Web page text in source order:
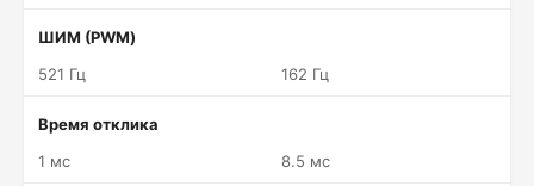
ШИМ (PWM)
521 Гц
162 Гц
Время отклика
1 мс
8.5 мс